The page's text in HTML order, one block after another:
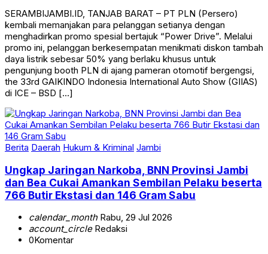
SERAMBIJAMBI.ID, TANJAB BARAT – PT PLN (Persero)
kembali memanjakan para pelanggan setianya dengan
menghadirkan promo spesial bertajuk “Power Drive”. Melalui
promo ini, pelanggan berkesempatan menikmati diskon tambah
daya listrik sebesar 50% yang berlaku khusus untuk
pengunjung booth PLN di ajang pameran otomotif bergengsi,
the 33rd GAIKINDO Indonesia International Auto Show (GIIAS)
di ICE – BSD […]
Berita Daerah Hukum & Kriminal Jambi
Ungkap Jaringan Narkoba, BNN Provinsi Jambi
dan Bea Cukai Amankan Sembilan Pelaku beserta
766 Butir Ekstasi dan 146 Gram Sabu
calendar_monthRabu, 29 Jul 2026
account_circleRedaksi
0Komentar